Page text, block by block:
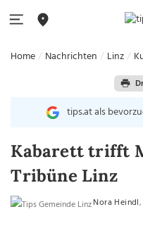
Home Nachrichten Linz
tips.at als
Kabarett trifft
Tribüne Linz
Nora Heindl,